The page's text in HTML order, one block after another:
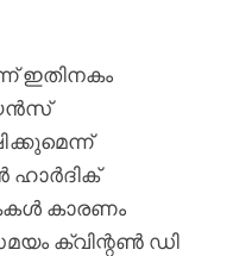
ഇതിനകം
ഹാർദിക്
കാരണം
ക്വിന്റൺ ഡി